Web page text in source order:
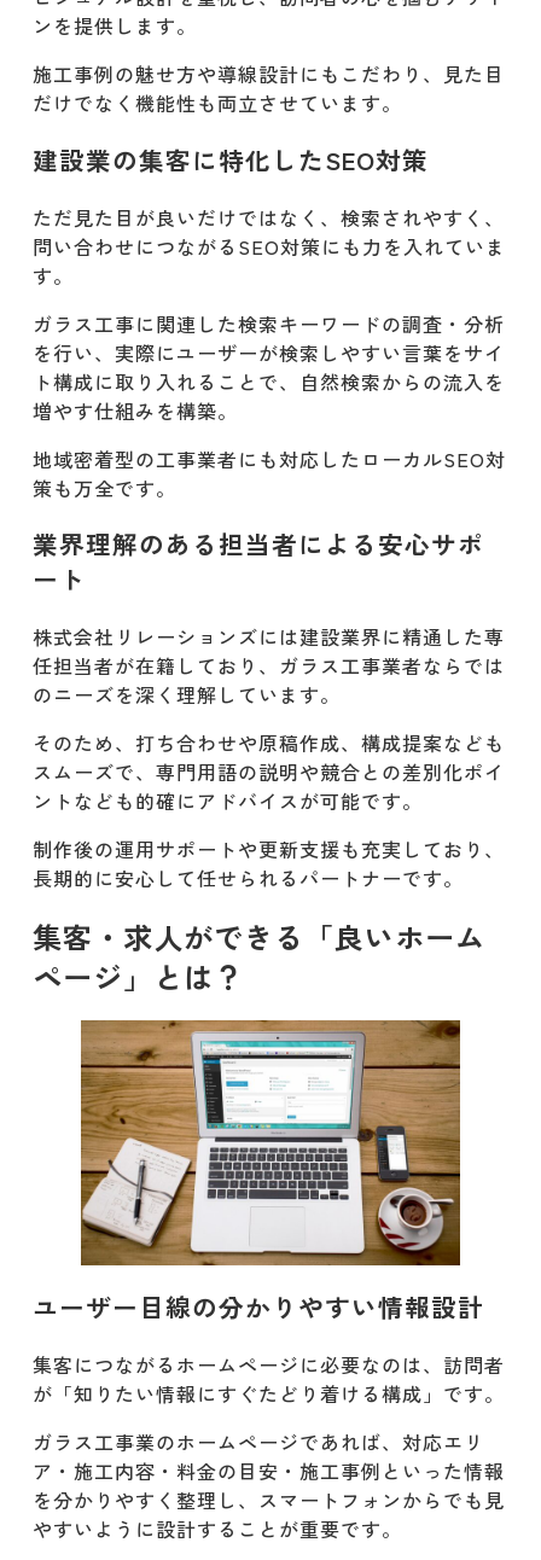
有限会社Link Bridge Creation
株式会社D-Gripシステム
まとめ:建設業のホームページ制作は株
式会社リレーションズへ
ンを提供します。
施工事例の魅せ方や導線設計にもこだわり、見た目
だけでなく機能性も両立させています。
建設業の集客に特化したSEO対策
ただ見た目が良いだけではなく、検索されやすく、
問い合わせにつながるSEO対策にも力を入れていま
す。
ガラス工事に関連した検索キーワードの調査・分析
を行い、実際にユーザーが検索しやすい言葉をサイ
ト構成に取り入れることで、自然検索からの流入を
増やす仕組みを構築。
地域密着型の工事業者にも対応したローカルSEO対
策も万全です。
業界理解のある担当者による安心サポ
ート
株式会社リレーションズには建設業界に精通した専
任担当者が在籍しており、ガラス工事業者ならでは
のニーズを深く理解しています。
そのため、打ち合わせや原稿作成、構成提案なども
スムーズで、専門用語の説明や競合との差別化ポイ
ントなども的確にアドバイスが可能です。
制作後の運用サポートや更新支援も充実しており、
長期的に安心して任せられるパートナーです。
集客・求人ができる「良いホーム
ページ」とは？
ユーザー目線の分かりやすい情報設計
集客につながるホームページに必要なのは、訪問者
が「知りたい情報にすぐたどり着ける構成」です。
ガラス工事業のホームページであれば、対応エリ
ア・施工内容・料金の目安・施工事例といった情報
を分かりやすく整理し、スマートフォンからでも見
やすいように設計することが重要です。